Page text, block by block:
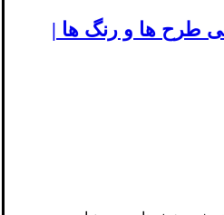
طرح ها و رنگ ها |